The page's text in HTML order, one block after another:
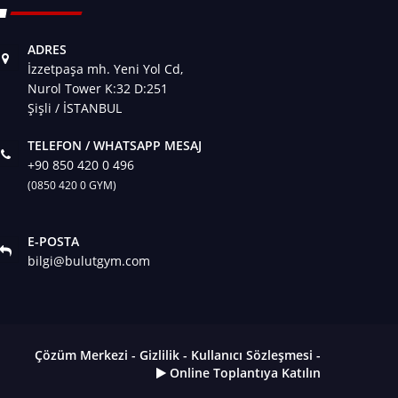
ADRES
İzzetpaşa mh. Yeni Yol Cd,
Nurol Tower K:32 D:251
Şişli / İSTANBUL
TELEFON / WHATSAPP MESAJ
+90 850 420 0 496
(0850 420 0 GYM)
E-POSTA
bilgi@bulutgym.com
Çözüm Merkezi - Gizlilik - Kullanıcı Sözleşmesi -
Online Toplantıya Katılın